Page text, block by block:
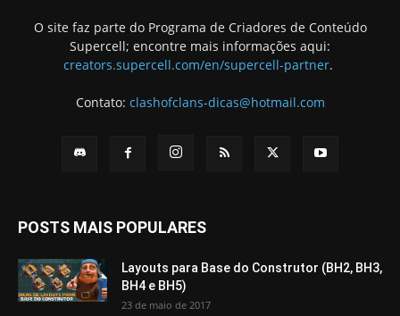
O site faz parte do Programa de Criadores de Conteúdo
Supercell; encontre mais informações aqui:
creators.supercell.com/en/supercell-partner.
Contato: clashofclans-dicas@hotmail.com
POSTS MAIS POPULARES
Layouts para Base do Construtor (BH2, BH3,
BH4 e BH5)
23 de maio de 2017